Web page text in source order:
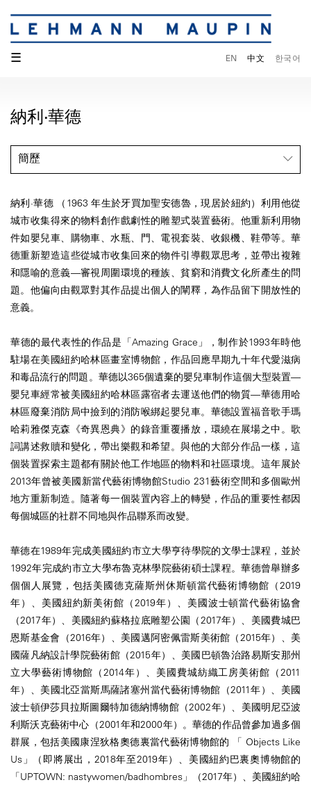
☰ EN 中文 한국어
納利·華德
簡歷
納利·華德 （1963 年生於牙買加聖安德魯，現居於紐約）利用他從
城市收集得來的物料創作戲劇性的雕塑式裝置藝術。他重新利用物
件如嬰兒車、購物車、水瓶、門、電視套裝、收銀機、鞋帶等。華
德重新塑造這些從城市收集回來的物件引導觀眾思考，並帶出複雜
和隱喻的意義—審視周圍環境的種族、貧窮和消費文化所產生的問
題。他偏向由觀眾對其作品提出個人的闡釋，為作品留下開放性的
意義。
華德的最代表性的作品是「Amazing Grace」，制作於1993年時他
駐場在美國紐約哈林區畫室博物館，作品回應早期九十年代愛滋病
和毒品流行的問題。華德以365個遺棄的嬰兒車制作這個大型裝置—
嬰兒車經常被美國紐約哈林區露宿者去運送他們的物質—華德用哈
林區廢棄消防局中撿到的消防喉綁起嬰兒車。華德設置福音歌手瑪
哈莉雅傑克森《奇異恩典》的錄音重覆播放，環繞在展場之中。歌
詞講述救贖和變化，帶出樂觀和希望。與他的大部分作品一樣，這
個裝置探索主題都有關於他工作地區的物料和社區環境。這年展於
2013年曾被美國新當代藝術博物館Studio 231藝術空間和多個歐州
地方重新制造。隨著每一個裝置內容上的轉變，作品的重要性都因
每個城區的社群不同地與作品聯系而改變。
華德在1989年完成美國紐約市立大學亨待學院的文學士課程，並於
1992年完成約市立大學布魯克林學院藝術碩士課程。華德曾舉辦多
個個人展覽，包括美國德克薩斯州休斯頓當代藝術博物館（2019
年）、美國紐約新美術館（2019年）、美國波士頓當代藝術協會
（2017年）、美國紐約蘇格拉底雕塑公園（2017年）、美國費城巴
恩斯基金會（2016年）、美國邁阿密佩雷斯美術館（2015年）、美
國薩凡納設計學院藝術館（2015年）、美國巴頓魯治路易斯安那州
立大學藝術博物館（2014年）、美國費城紡織工房美術館（2011
年）、美國北亞當斯馬薩諸塞州當代藝術博物館（2011年）、美國
波士頓伊莎貝拉斯圖爾特加德納博物館（2002年）、美國明尼亞波
利斯沃克藝術中心（2001年和2000年）。華德的作品曾參加過多個
群展，包括美國康涅狄格奧德裏當代藝術博物館的 「 Objects Like
Us」（即將展出，2018年至2019年）、美國紐約巴裏奧博物館的
「UPTOWN: nastywomen/badhombres」（2017年）、美國紐約哈